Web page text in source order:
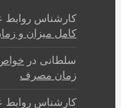
کارشناس روابط
کامل میزان و
سلطانی در
زمان مصرف
کارشناس روابط